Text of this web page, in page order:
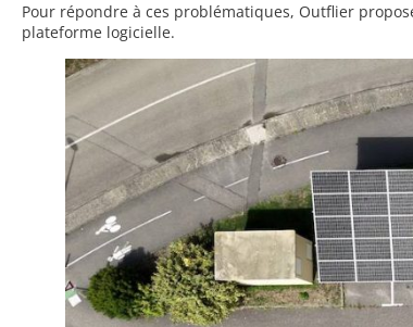
Pour répondre à ces problématiques, Outflier
plateforme logicielle.